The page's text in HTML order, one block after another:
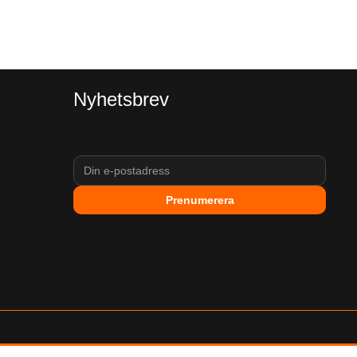
Nyhetsbrev
Prenumerera